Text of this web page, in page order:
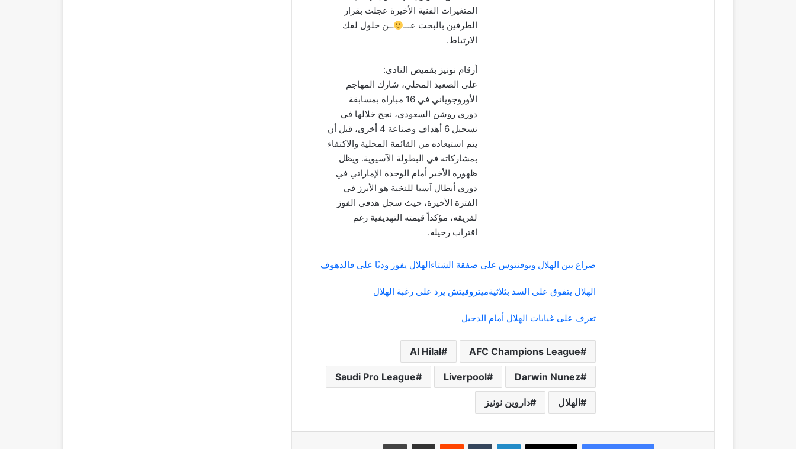
المتغيرات الفنية الأخيرة عجلت بقرار
الطرفين بالبحث عـــ
ــن حلول لفك
الارتباط.
أرقام نونيز بقميص النادي:
على الصعيد المحلي، شارك المهاجم
الأوروجوياني في 16 مباراة بمسابقة
دوري روشن السعودي، نجح خلالها في
تسجيل 6 أهداف وصناعة 4 أخرى، قبل أن
يتم استبعاده من القائمة المحلية والاكتفاء
بمشاركاته في البطولة الآسيوية. ويظل
ظهوره الأخير أمام الوحدة الإماراتي في
دوري أبطال آسيا للنخبة هو الأبرز في
الفترة الأخيرة، حيث سجل هدفي الفوز
لفريقه، مؤكداً قيمته التهديفية رغم
اقتراب رحيله.
صراع بين الهلال ويوفنتوس على صفقة الشتاءالهلال يفوز وديًا على فالدهوف
الهلال يتفوق على السد بثلاثيةميتروفيتش يرد على رغبة الهلال
تعرف على غيابات الهلال أمام الدحيل
AFC Champions League
Al Hilal
Darwin Nunez
Liverpool
Saudi Pro League
الهلال داروين نونيز
لينكدإن مشاركة عبر البريد طباعة